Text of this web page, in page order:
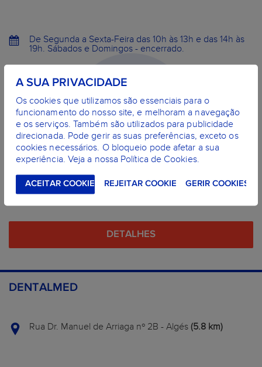
De Segunda a Sexta-Feira das 10h às 13h e das 14h às
19h. Sábados e Domingos - encerrado.
Drª Carolina Salvado
DETALHES
DENTALMED
Rua Dr. Manuel de Arriaga nº 2B - Algés (5.8 km)
A SUA PRIVACIDADE
Os cookies que utilizamos são essenciais para o
funcionamento do nosso site, e melhoram a navegação
e os serviços. Também são utilizados para publicidade
direcionada. Pode gerir as suas preferências, exceto os
cookies necessários. O bloqueio pode afetar a sua
experiência. Veja a nossa Política de Cookies.
ACEITAR COOKIES REJEITAR COOKIES GERIR COOKIES